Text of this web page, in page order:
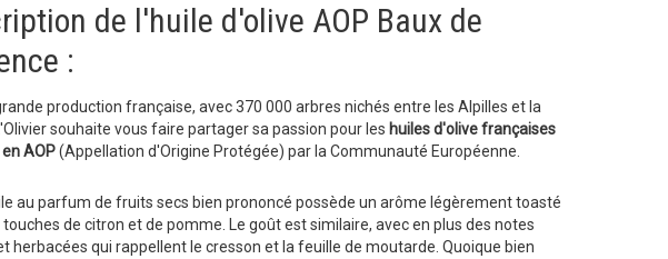
de l'huile d'olive AOP Baux de
:
production française, avec 370 000 arbres nichés entre les Alpilles et la
souhaite vous faire partager sa passion pour les huiles d'olive françaises
AOP(Appellation d'Origine Protégée) par la Communauté Européenne.
au parfum de fruits secs bien prononcé possède un arôme légèrement toasté
touches de citron et de pomme. Le goût est similaire, avec en plus des notes
herbacées qui rappellent le cresson et la feuille de moutarde. Quoique bien